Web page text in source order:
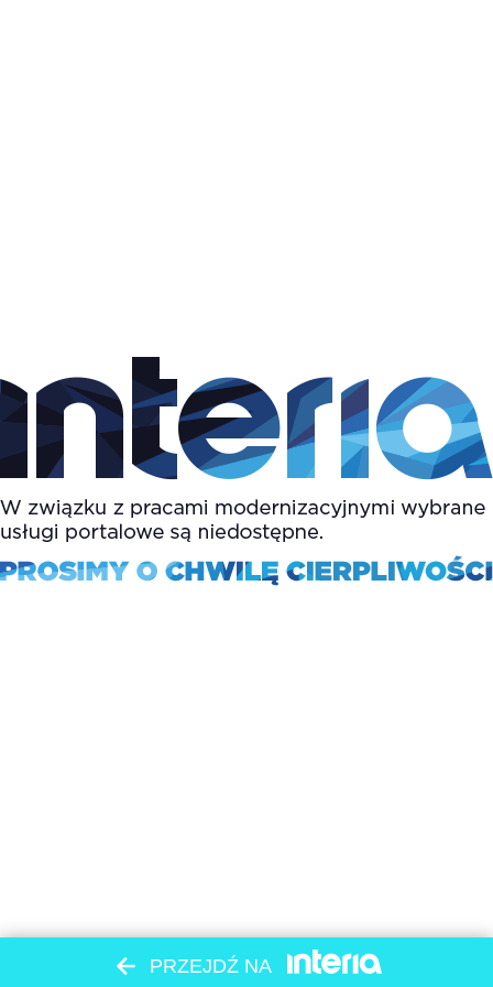
PRZEJDŹ NA